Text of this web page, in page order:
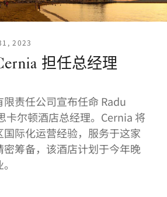
2023
担任总经理
责任公司宣布任命 Radu
卡尔顿酒店总经理。Cernia 将
际化运营经验，服务于这家
筹备，该酒店计划于今年晚